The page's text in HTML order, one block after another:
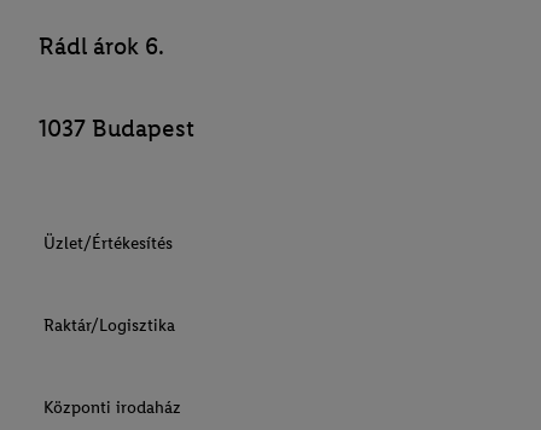
Rádl árok 6.
1037 Budapest
Üzlet/Értékesítés
Raktár/Logisztika
Központi irodaház